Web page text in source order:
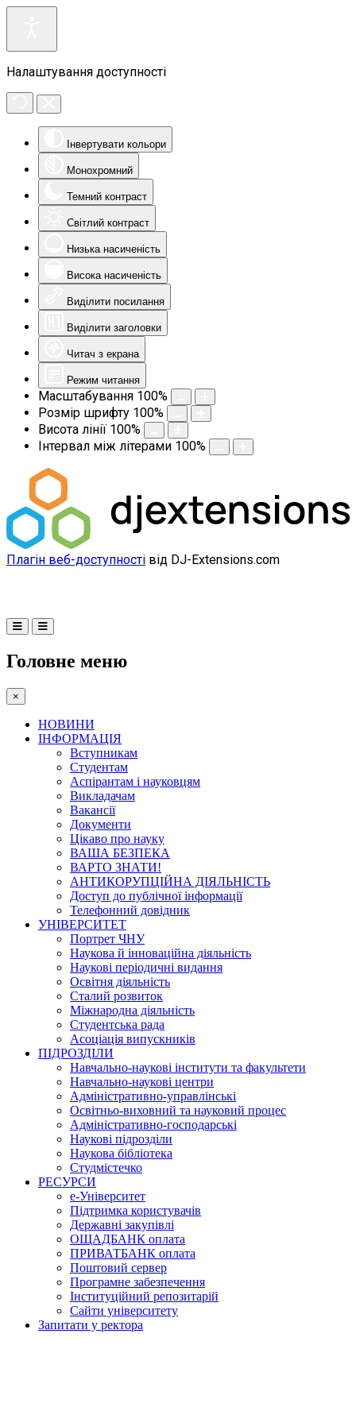
Налаштування доступності
Інвертувати кольори
Монохромний
Темний контраст
Світлий контраст
Низька насиченість
Висока насиченість
Виділити посилання
Виділити заголовки
Читач з екрана
Режим читання
Масштабування 100%
Розмір шрифту 100%
Висота лінії 100%
Інтервал між літерами 100%
Плагін веб-доступності від DJ-Extensions.com
Головне меню
×
НОВИНИ
ІНФОРМАЦІЯ
Вступникам
Студентам
Аспірантам і науковцям
Викладачам
Вакансії
Документи
Цікаво про науку
ВАША БЕЗПЕКА
ВАРТО ЗНАТИ!
АНТИКОРУПЦІЙНА ДІЯЛЬНІСТЬ
Доступ до публічної інформації
Телефонний довідник
УНІВЕРСИТЕТ
Портрет ЧНУ
Наукова й інноваційна діяльність
Наукові періодичні видання
Освітня діяльність
Сталий розвиток
Міжнародна діяльність
Студентська рада
Асоціація випускників
ПІДРОЗДІЛИ
Навчально-наукові інститути та факультети
Навчально-наукові центри
Адміністративно-управлінські
Освітньо-виховний та науковий процес
Адміністративно-господарські
Наукові підрозділи
Наукова бібліотека
Студмістечко
РЕСУРСИ
е-Університет
Підтримка користувачів
Державні закупівлі
ОЩАДБАНК оплата
ПРИВАТБАНК оплата
Поштовий сервер
Програмне забезпечення
Інституційний репозитарій
Сайти університету
Запитати у ректора